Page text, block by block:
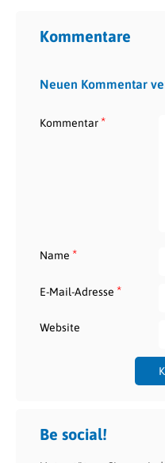
Kommentare
Neuen Kommentar
Kommentar*
Name *
E-Mail-Adresse *
Website
Be social!